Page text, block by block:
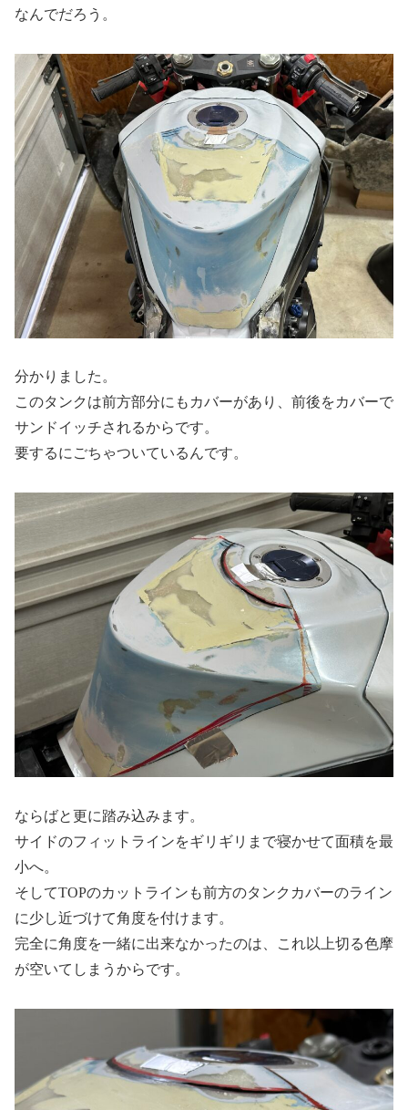
なんでだろう。
分かりました。
このタンクは前方部分にもカバーがあり、前後をカバーで
サンドイッチされるからです。
要するにごちゃついているんです。
ならばと更に踏み込みます。
サイドのフィットラインをギリギリまで寝かせて面積を最
小へ。
そしてTOPのカットラインも前方のタンクカバーのライン
に少し近づけて角度を付けます。
完全に角度を一緒に出来なかったのは、これ以上切る色摩
が空いてしまうからです。